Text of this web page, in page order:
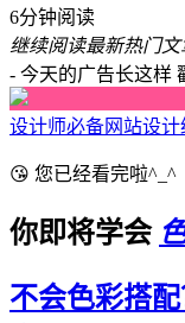
6分钟阅读
继续阅读最新热门文
- 今天的广告长这样
设计师必备网站设计
😘 您已经看完啦^_^
你即将学会
不会色彩搭